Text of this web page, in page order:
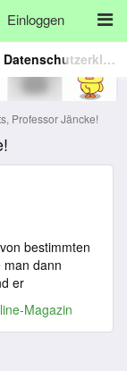
Einloggen
Datenschutzerklärung
Professor Jäncke!
bestimmten
dann
er
Magazin